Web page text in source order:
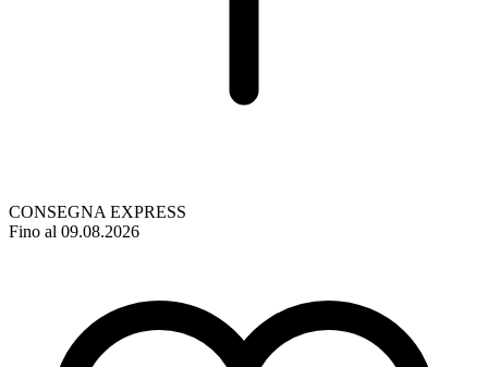
CONSEGNA EXPRESS
Fino al 09.08.2026